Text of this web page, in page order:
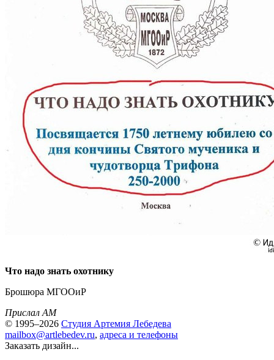
Что надо знать охотнику
Брошюра МГООиР
Прислал АМ
© 1995–2026 Студия Артемия Лебедева
mailbox@artlebedev.ru, адреса и телефоны
Заказать дизайн...